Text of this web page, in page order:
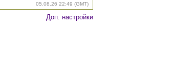
05.08.26 22:49 (GMT)
Доп. настройки